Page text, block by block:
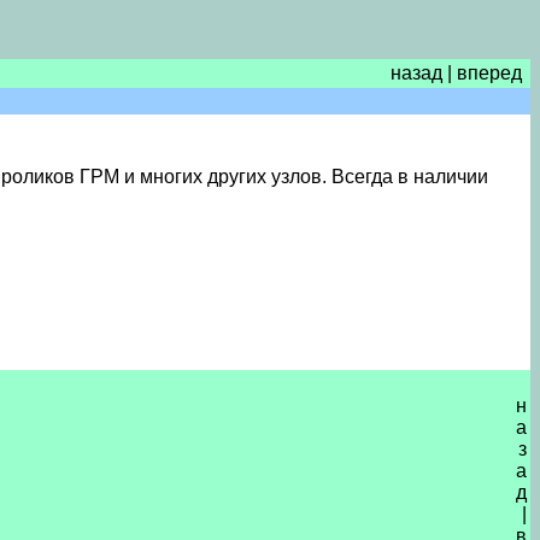
назад
вперед
ГРМ и многих других узлов. Всегда в наличии
н
а
з
а
д
в